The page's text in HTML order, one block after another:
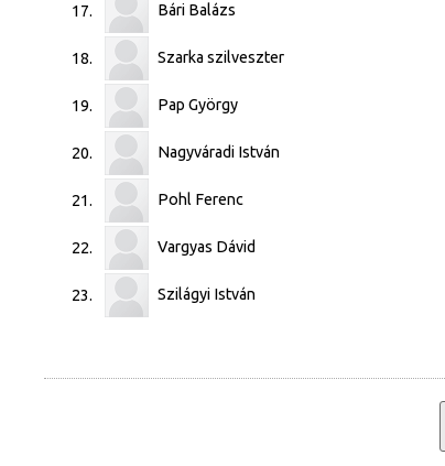
17. Bári Balázs
18. Szarka szilveszter
19. Pap György
20. Nagyváradi István
21. Pohl Ferenc
22. Vargyas Dávid
23. Szilágyi István